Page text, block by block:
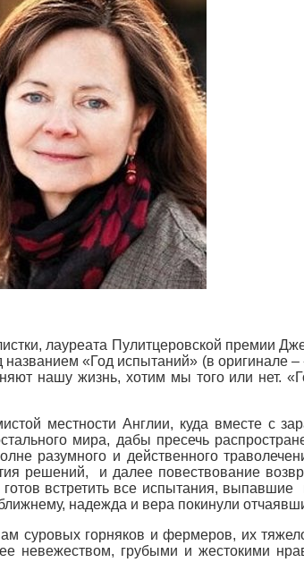
лауреата Пулитцеровской премии
«Год испытаний» (в оригинале –
нашу жизнь, хотим мы того или нет.
местности Англии, куда вместе с
мира, дабы пресечь
разумного и действенного
решений, и далее повествование
встретить все испытания,
надежда и вера покинули
суровых горняков и фермеров, их
невежеством, грубыми и жестокими